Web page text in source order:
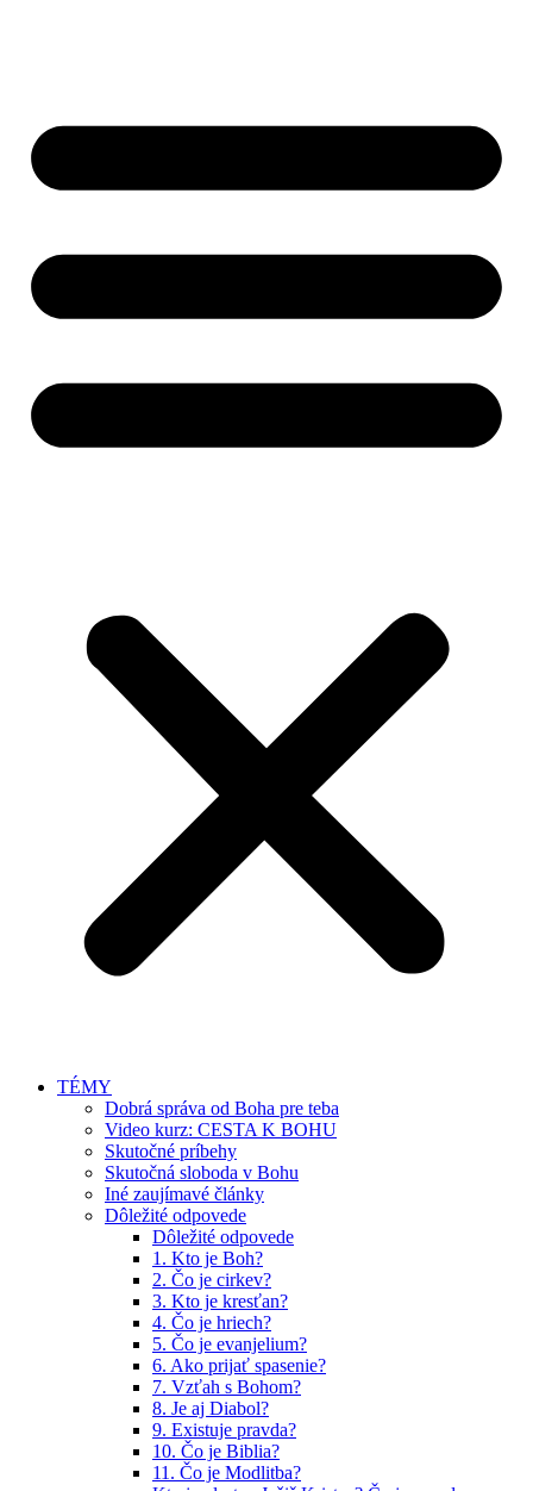
TÉMY
Dobrá správa od Boha pre teba
Video kurz: CESTA K BOHU
Skutočné príbehy
Skutočná sloboda v Bohu
Iné zaujímavé články
Dôležité odpovede
Dôležité odpovede
1. Kto je Boh?
2. Čo je cirkev?
3. Kto je kresťan?
4. Čo je hriech?
5. Čo je evanjelium?
6. Ako prijať spasenie?
7. Vzťah s Bohom?
8. Je aj Diabol?
9. Existuje pravda?
10. Čo je Biblia?
11. Čo je Modlitba?